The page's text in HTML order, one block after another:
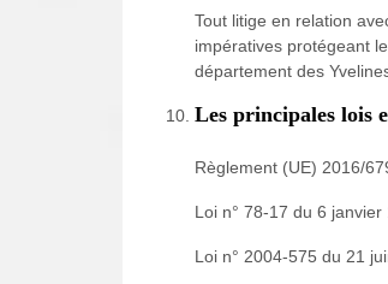
Tout litige en relation
impératives protégeant
département des
Les principales lois
Règlement (UE) 2016/
Loi n° 78-17 du 6
Loi n° 2004-575 du 21